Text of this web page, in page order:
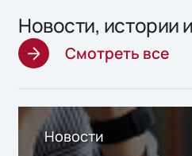
Новости, истории
Смотреть все
Новости